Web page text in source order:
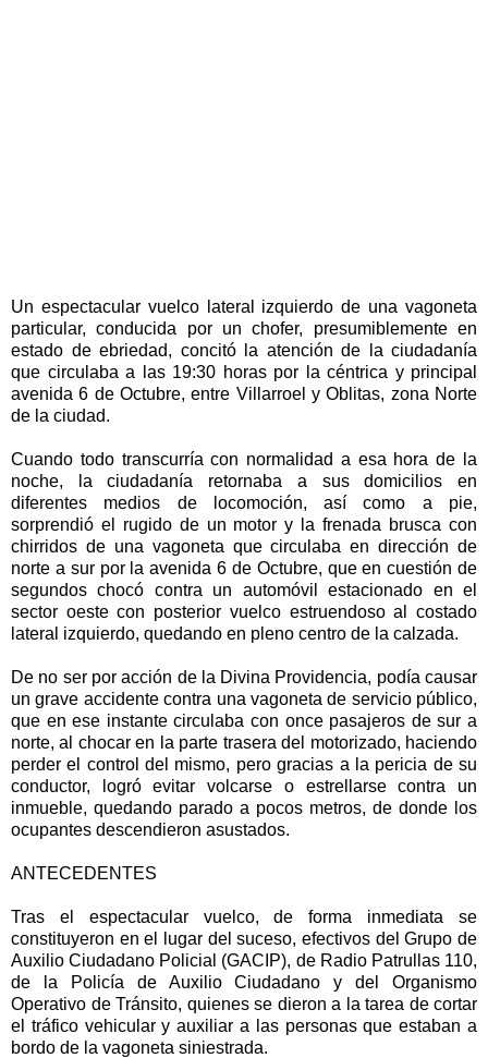
Un espectacular vuelco lateral izquierdo de una vagoneta
particular, conducida por un chofer, presumiblemente en
estado de ebriedad, concitó la atención de la ciudadanía
que circulaba a las 19:30 horas por la céntrica y principal
avenida 6 de Octubre, entre Villarroel y Oblitas, zona Norte
de la ciudad.
Cuando todo transcurría con normalidad a esa hora de la
noche, la ciudadanía retornaba a sus domicilios en
diferentes medios de locomoción, así como a pie,
sorprendió el rugido de un motor y la frenada brusca con
chirridos de una vagoneta que circulaba en dirección de
norte a sur por la avenida 6 de Octubre, que en cuestión de
segundos chocó contra un automóvil estacionado en el
sector oeste con posterior vuelco estruendoso al costado
lateral izquierdo, quedando en pleno centro de la calzada.
De no ser por acción de la Divina Providencia, podía causar
un grave accidente contra una vagoneta de servicio público,
que en ese instante circulaba con once pasajeros de sur a
norte, al chocar en la parte trasera del motorizado, haciendo
perder el control del mismo, pero gracias a la pericia de su
conductor, logró evitar volcarse o estrellarse contra un
inmueble, quedando parado a pocos metros, de donde los
ocupantes descendieron asustados.
ANTECEDENTES
Tras el espectacular vuelco, de forma inmediata se
constituyeron en el lugar del suceso, efectivos del Grupo de
Auxilio Ciudadano Policial (GACIP), de Radio Patrullas 110,
de la Policía de Auxilio Ciudadano y del Organismo
Operativo de Tránsito, quienes se dieron a la tarea de cortar
el tráfico vehicular y auxiliar a las personas que estaban a
bordo de la vagoneta siniestrada.